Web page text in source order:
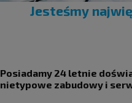
Jesteśmy
Posiadamy 24 letnie
nietypowe zabudowy i